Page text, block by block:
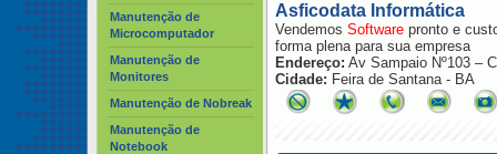
Manutenção de
Microcomputador
Manutenção de
Monitores
Manutenção de Nobreak
Manutenção de
Notebook
Asficodata Informática
Vendemos Software pronto e
forma plena para sua empresa
Endereço: Av Sampaio Nº103 –
Cidade: Feira de Santana - BA